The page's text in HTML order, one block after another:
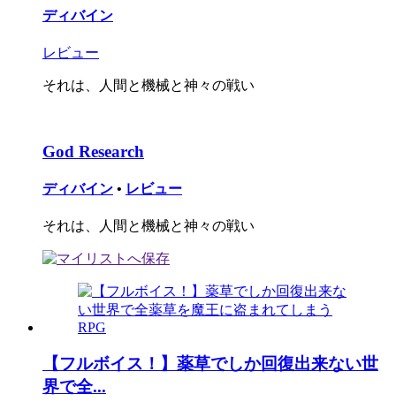
ディバイン
レビュー
それは、人間と機械と神々の戦い
God Research
ディバイン • レビュー
それは、人間と機械と神々の戦い
【フルボイス！】薬草でしか回復出来ない世
界で全...